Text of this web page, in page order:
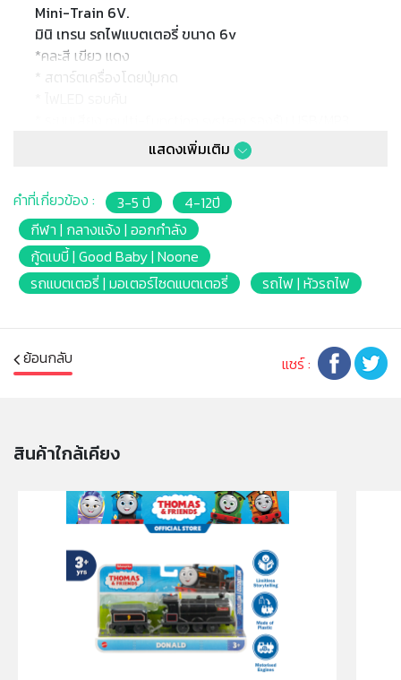
Mini-Train 6V.
มินิ เทรน รถไฟแบตเตอรี่ ขนาด 6v
*คละสี เขียว แดง
* สตาร์ตเครื่องโดยปุ่มกด
* Product size: 120 x35 x45cm.
* Package size: 69 x27 x50cm.
* เหมาะสำหรับเด็กอายุ: 3ปีขึ้นไป
หมายเหตุ:
แพ็คเกจโดยร้านฯอาจไม่สามารถแจ้งให้ทราบล่วงหน้า และสี
ของผลิตภัณฑ์ที่แสดงบนเว็บไซต์อาจมีความแตกต่างกันจาก
การตั้งค่าการแสดงผลสีของแต่ละหน้าจอ
ห้ามแยกชิ้นส่วนออกจากกัน ชิ้นส่วนมีขนาดเล็ก เด็กควรใช้
งานในการดูแลของผู้ปกครอง หรือผู้เชี่ยวชาญ ไม่นำเข้าจมูก
และขว้างปา
แสดงเพิ่มเติม
คำที่เกี่ยวข้อง : 3-5 ปี
4-12ปี
กีฬา | กลางแจ้ง | ออกกำลัง
กู้ดเบบี้ | Good Baby | Noone
รถแบตเตอรี่ | มอเตอร์ไซดแบตเตอรี่
รถไฟ | หัวรถไฟ
ย้อนกลับ แชร์ :
สินค้าใกล้เคียง